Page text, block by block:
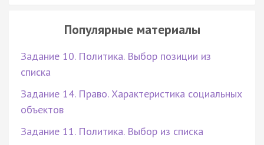
Популярные материалы
Задание 10. Политика. Выбор позиции из
списка
Задание 14. Право. Характеристика социальных
объектов
Задание 11. Политика. Выбор из списка